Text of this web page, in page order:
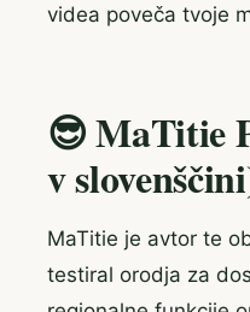
videa poveča tvoje
😎 MaTitie
v
MaTitie je avtor te
testiral orodja za